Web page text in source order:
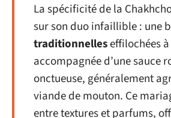
La spécificité de la
sur son duo infaillible : une
traditionnelleseffilochées
accompagnée d’une sauce
onctueuse, généralement
viande de mouton. Ce
entre textures et parfums,